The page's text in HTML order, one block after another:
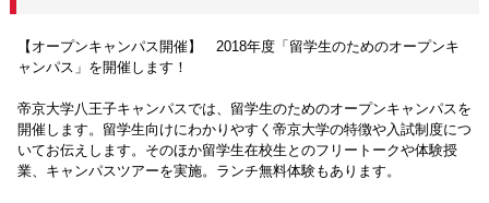
【オープンキャンパス開催】 2018年度「留学生のためのオープンキ
ャンパス」を開催します！
帝京大学八王子キャンパスでは、留学生のためのオープンキャンパスを
開催します。留学生向けにわかりやすく帝京大学の特徴や入試制度につ
いてお伝えします。そのほか留学生在校生とのフリートークや体験授
業、キャンパスツアーを実施。ランチ無料体験もあります。